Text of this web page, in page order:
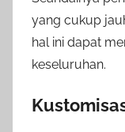
yang cukup
hal ini dapat
keseluruhan.